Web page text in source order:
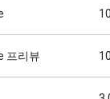
프리뷰